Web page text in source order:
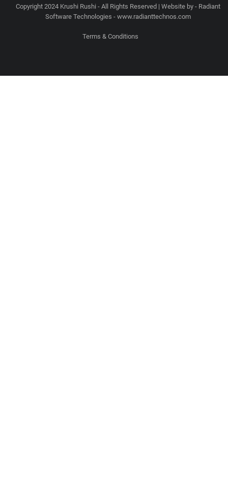
Copyright 2024 Krushi Rushi - All Rights Reserved | Website by - Radiant
Software Technologies - www.radianttechnos.com
Terms & Conditions